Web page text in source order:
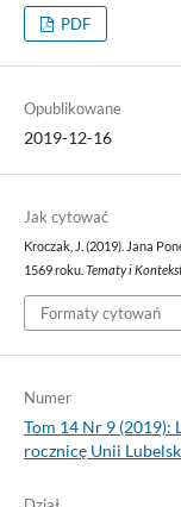
PDF
Opublikowane
2019-12-16
Jak cytować
Kroczak, J. (2019). Jana
1569 roku.Tematy i
Formaty cytowań
Numer
Tom 14 Nr 9 (2019):
rocznicę Unii